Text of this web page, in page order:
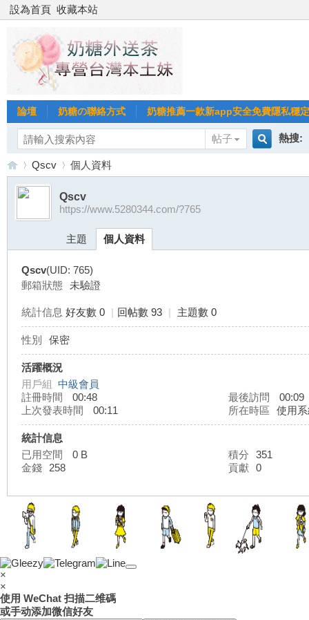
設為首頁 收藏本站
論壇 奶糖の聯絡方式 奶糖推薦一款新app安全免費隱私穩
帖子
熱搜:
台
外
›
Qscv 個人資料
Qscv
https://www.5280344.com/?765
主題 個人資料
Qscv(UID: 765)
郵箱狀態 未驗證
統計信息 好友數 0 | 回帖數 93 | 主題數 0
性別 保密
活躍概況
用戶組 中級會員
註冊時間
00:48 最後訪問
00:09
上次發表時間
00:11 所在時區 使用
統計信息
已用空間
0 B 積分
351
金錢
258 貢獻 0
×
×
使用 WeChat 扫描二维碼
或手动添加微信好友